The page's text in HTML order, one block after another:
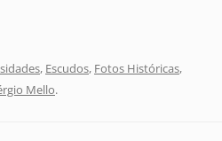
, Escudos, Fotos Históricas,
Mello.